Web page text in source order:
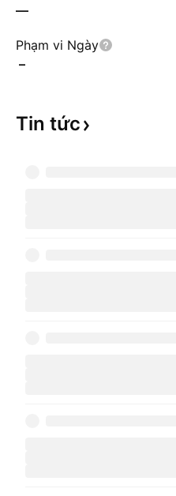
—
Phạm vi Ngày
–
Tin tức